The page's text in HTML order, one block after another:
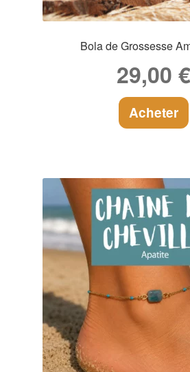
Bola de Grossesse
29,00 €
Acheter